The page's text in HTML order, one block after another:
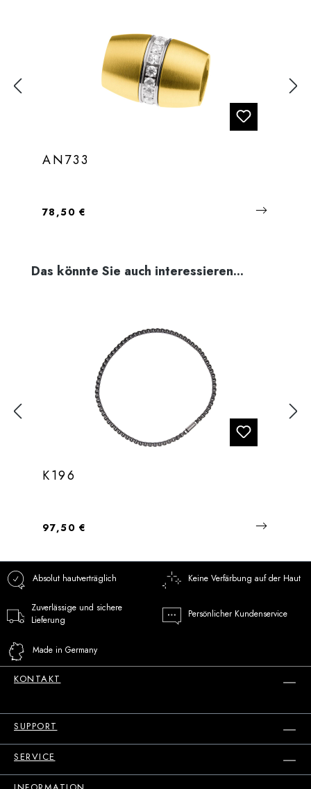
AN733
Regulärer Preis:
78,50 €
Produktgalerie überspringen
Das könnte Sie auch interessieren...
K196
Regulärer Preis:
97,50 €
Absolut hautverträglich Keine Verfärbung auf der Haut
Zuverlässige und sichere
Lieferung
Persönlicher Kundenservice
Made in Germany
KONTAKT
SUPPORT
SERVICE